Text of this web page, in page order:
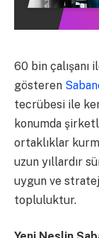
60 bin çalışanı
gösteren
tecrübesi ile
konumda
ortaklıklar
uzun yıllardır
uygun ve
topluluktur.